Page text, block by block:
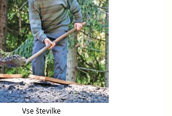
Vse številke